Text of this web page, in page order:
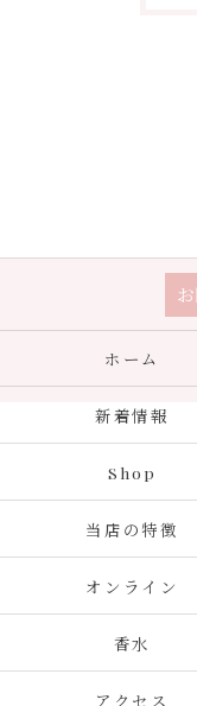
ホーム
新着情報
Shop
当店の特徴
オンライン
香水
アクセス